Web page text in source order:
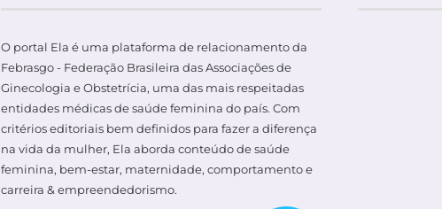
O portal Ela é uma plataforma de relacionamento da
Febrasgo - Federação Brasileira das Associações de
Ginecologia e Obstetrícia, uma das mais respeitadas
entidades médicas de saúde feminina do país. Com
critérios editoriais bem definidos para fazer a diferença
na vida da mulher, Ela aborda conteúdo de saúde
feminina, bem-estar, maternidade, comportamento e
carreira & empreendedorismo.